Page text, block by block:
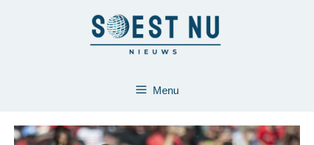
Menu